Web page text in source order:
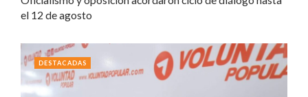
el 12 de agosto
DESTACADAS